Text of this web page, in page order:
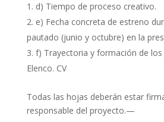
d) Tiempo de proceso creativo.
e) Fecha concreta de estreno
pautado (junio y octubre) en la
f) Trayectoria y formación de
Elenco. CV
Todas las hojas deberán estar
responsable del proyecto.—